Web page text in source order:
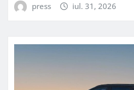
press iul. 31, 2026